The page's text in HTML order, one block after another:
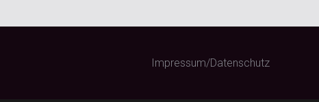
Impressum/Datenschutz